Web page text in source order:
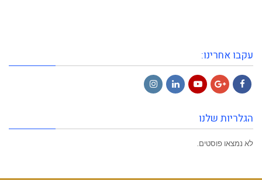
עקבו אחרינו:
הגלריות שלנו
לא נמצאו פוסטים.